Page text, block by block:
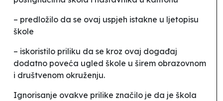
– predložilo da se ovaj uspjeh istakne u ljetopisu
škole
– iskoristilo priliku da se kroz ovaj događaj
dodatno poveća ugled škole u širem obrazovnom
i društvenom okruženju.
Ignorisanje ovakve prilike značilo je da je škola